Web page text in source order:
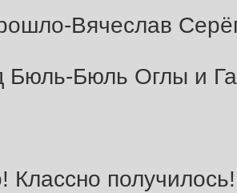
Вячеслав
Бюль-Бюль Оглы и
Классно получилось!